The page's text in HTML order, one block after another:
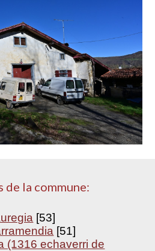
de la commune:
[53]
[51]
(1316 echaverri de